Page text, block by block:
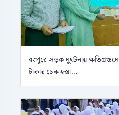
রংপুরে সড়ক দুর্ঘটনায়
টাকার চেক হস্তা...